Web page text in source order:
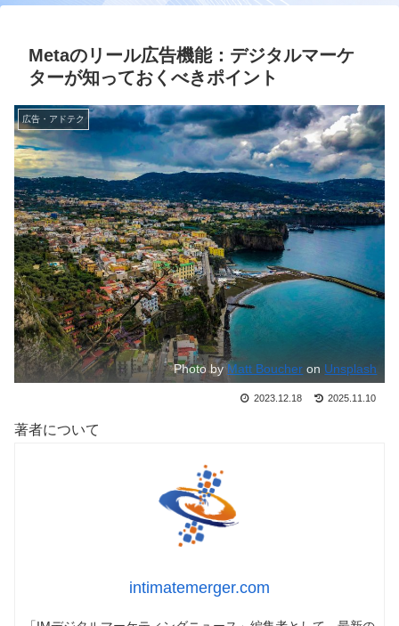
Metaのリール広告機能：デジタルマーケ
ターが知っておくべきポイント
広告・アドテク
Photo byMatt Boucher on Unsplash
2023.12.18 2025.11.10
著者について
intimatemerger.com